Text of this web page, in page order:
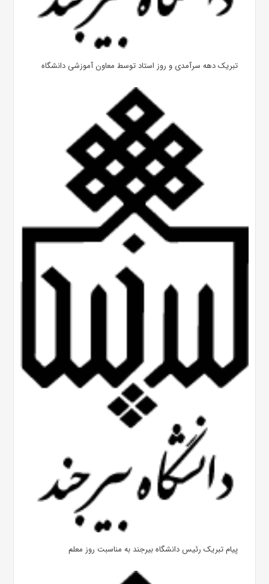
تبریک دهه سرآمدی و روز استاد توسط معاون آموزشی دانشگاه
پیام تبریک رئیس دانشگاه بیرجند به مناسبت روز معلم